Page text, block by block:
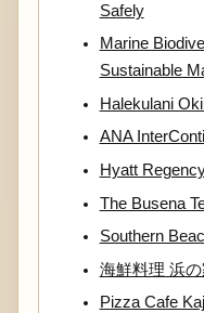
Safely
Marine
Sustainable
Halekulani
ANA
Hyatt
The Busena
Southern
海鮮料理 浜の
Pizza Cafe